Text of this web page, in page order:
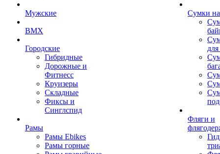
Мужские
BMX
Городские
Гибридные
Дорожные и
Фитнесс
Круизеры
Складные
Фиксы и
Синглспид
Рамы
Рамы Ebikes
Рамы горные
Сумки
Фляги и